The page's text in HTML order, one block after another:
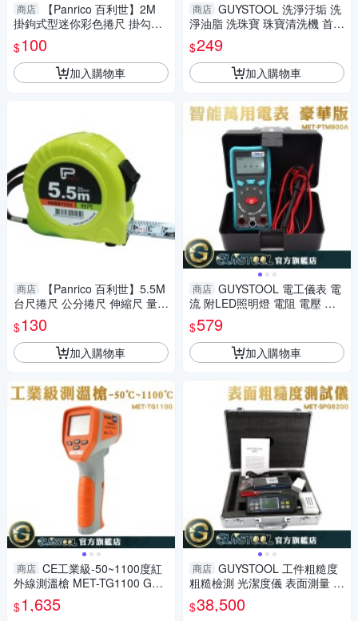
商店
【Panrico 百利世】2M
掛鉤式型迷你彩色捲尺 掛勾型
迷你彩色便攜尺
$100
加入購物車
商店
【Panrico 百利世】5.5M
台尺捲尺 公分捲尺 伸縮尺 量尺
雙煞車鋼捲尺
$130
加入購物車
商店 CE工業級-50~1100度紅
外線測溫槍 MET-TG1100 GUY
STOOL 溫度槍 溫度量測 紅外
線測量溫度 量溫度
$1,635
商店 GUYSTOOL 洗淨汙垢 洗
淨油脂 洗珠寶 珠寶清洗機 首飾
清洗 洗眼鏡機 MET-DA020 清
洗神器 眼鏡清洗機
$249
加入購物車
商店 GUYSTOOL 電工儀表 電
流 附LED照明燈 電阻 電壓 多
功能電錶 MET-PTM19A 維修
檢測表 萬用電表
$579
加入購物車
商店 GUYSTOOL 工件粗糙度
粗糙檢測 光潔度儀 表面測量 粗
糙度MET-SPG6200可充電 US
B傳輸 電感式測量曲面
$38,500